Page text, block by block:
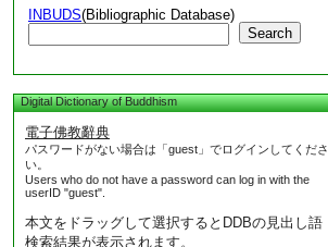
INBUDS(Bibliographic Database)
Search
Digital Dictionary of Buddhism
電子佛教辭典
パスワードがない場合は「guest」でログインしてくださ
い。
Users who do not have a password can log in with the
userID "guest".
本文をドラッグして選択するとDDBの見出し語
検索結果が表示されます。